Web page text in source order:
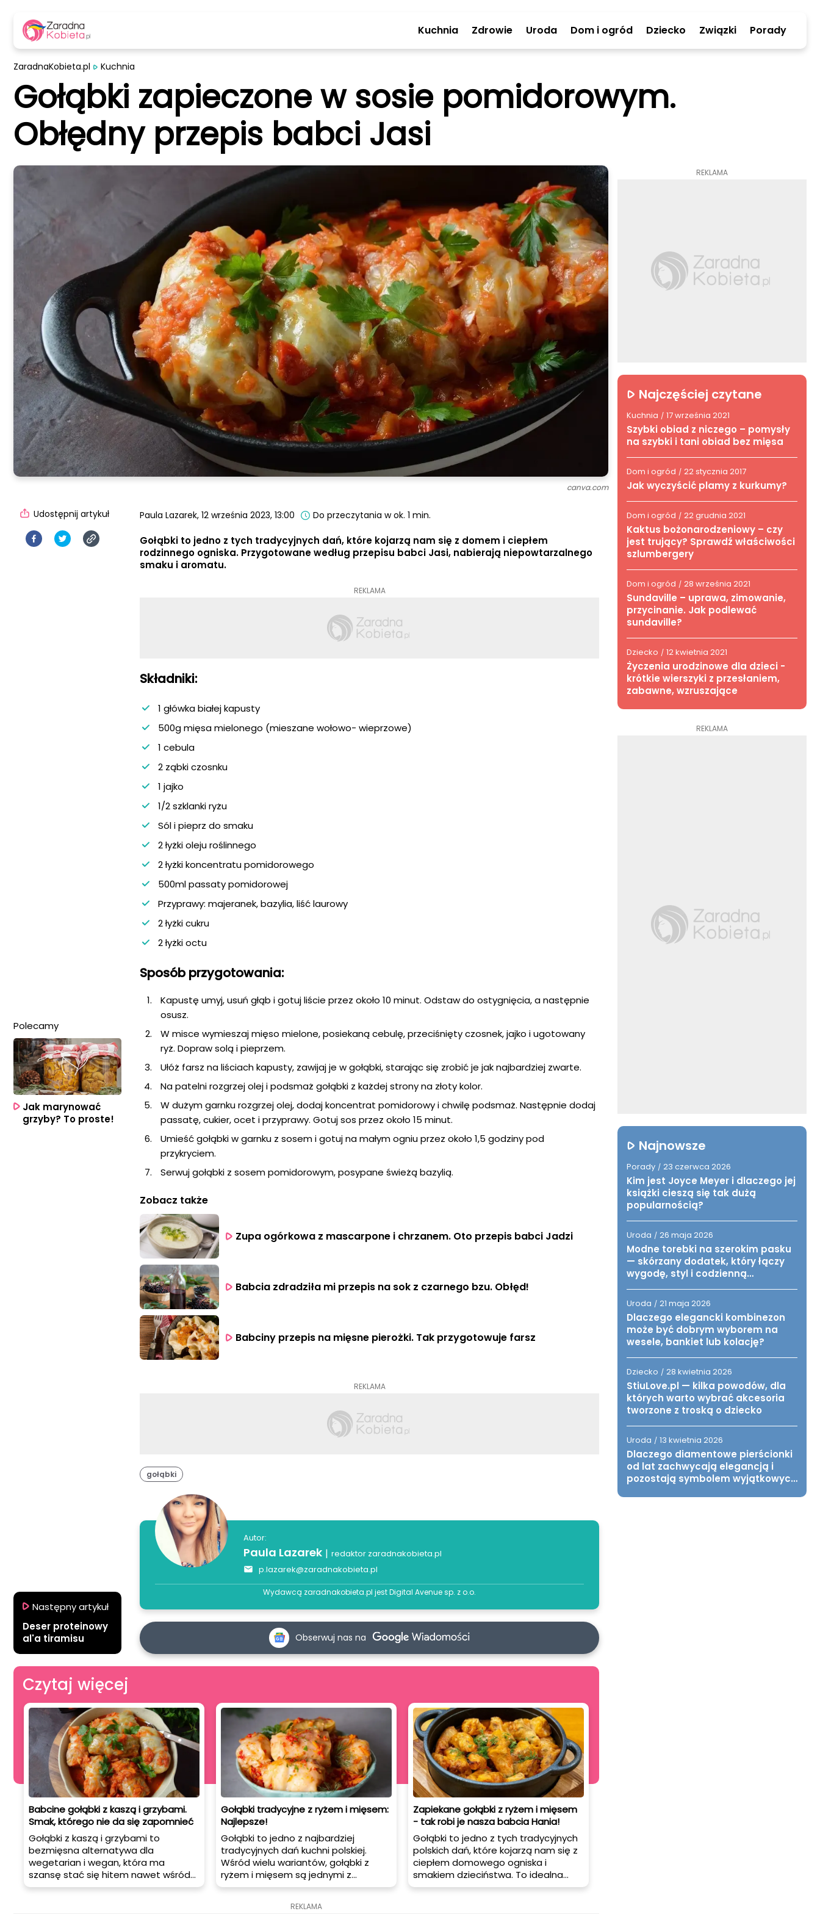
Kuchnia Zdrowie Uroda Dom i ogród Dziecko Związki Porady
canva.com
ZaradnaKobieta.pl Kuchnia
Gołąbki zapieczone w sosie pomidorowym.
Obłędny przepis babci Jasi
Paula Lazarek, 12 września 2023, 13:00 Do przeczytania w ok. 1 min.
Gołąbki to jedno z tych tradycyjnych dań, które kojarzą nam się z domem i ciepłem
rodzinnego ogniska. Przygotowane według przepisu babci Jasi, nabierają niepowtarzalnego
smaku i aromatu.
REKLAMA
Składniki:
1 główka białej kapusty
500g mięsa mielonego (mieszane wołowo- wieprzowe)
1 cebula
2 ząbki czosnku
1 jajko
1/2 szklanki ryżu
Sól i pieprz do smaku
2 łyżki oleju roślinnego
2 łyżki koncentratu pomidorowego
500ml passaty pomidorowej
Przyprawy: majeranek, bazylia, liść laurowy
2 łyżki cukru
2 łyżki octu
Sposób przygotowania:
Kapustę umyj, usuń głąb i gotuj liście przez około 10 minut. Odstaw do ostygnięcia, a następnie
osusz.
W misce wymieszaj mięso mielone, posiekaną cebulę, przeciśnięty czosnek, jajko i ugotowany
ryż. Dopraw solą i pieprzem.
Ułóż farsz na liściach kapusty, zawijaj je w gołąbki, starając się zrobić je jak najbardziej zwarte.
Na patelni rozgrzej olej i podsmaż gołąbki z każdej strony na złoty kolor.
W dużym garnku rozgrzej olej, dodaj koncentrat pomidorowy i chwilę podsmaż. Następnie dodaj
passatę, cukier, ocet i przyprawy. Gotuj sos przez około 15 minut.
Umieść gołąbki w garnku z sosem i gotuj na małym ogniu przez około 1,5 godziny pod
przykryciem.
Serwuj gołąbki z sosem pomidorowym, posypane świeżą bazylią.
Zobacz także
Zupa ogórkowa z mascarpone i chrzanem. Oto przepis babci Jadzi
Babcia zdradziła mi przepis na sok z czarnego bzu. Obłęd!
Babciny przepis na mięsne pierożki. Tak przygotowuje farsz
REKLAMA
gołąbki
Autor:
Paula Lazarek | redaktor zaradnakobieta.pl
p.lazarek@zaradnakobieta.pl
Wydawcą zaradnakobieta.pl jestDigital Avenue sp. z o.o.
Obserwuj nas na
Udostępnij artykuł
Polecamy
Jak marynować
grzyby? To proste!
Następny artykuł
Deser proteinowy
al'a tiramisu
Czytaj więcej
Babcine gołąbki z kaszą i grzybami.
Smak, którego nie da się zapomnieć
Gołąbki z kaszą i grzybami to
bezmięsna alternatywa dla
wegetarian i wegan, która ma
szansę stać się hitem nawet wśród
mięsożerców. Jak je przygotować?
Gołąbki tradycyjne z ryżem i mięsem:
Najlepsze!
Gołąbki to jedno z najbardziej
tradycyjnych dań kuchni polskiej.
Wśród wielu wariantów, gołąbki z
ryżem i mięsem są jednymi z
najpopularniejszych. W tym artykule
tradycyjne z ryżem i mięsem oraz
Zapiekane gołąbki z ryżem i mięsem
- tak robi je nasza babcia Hania!
Gołąbki to jedno z tych tradycyjnych
polskich dań, które kojarzą nam się z
ciepłem domowego ogniska i
smakiem dzieciństwa. To idealna
potrawa na zimowe wieczory, kiedy
REKLAMA
REKLAMA
Najczęściej czytane
Kuchnia / 17 września 2021
Szybki obiad z niczego – pomysły
na szybki i tani obiad bez mięsa
Dom i ogród / 22 stycznia 2017
Jak wyczyścić plamy z kurkumy?
Dom i ogród / 22 grudnia 2021
Kaktus bożonarodzeniowy – czy
jest trujący? Sprawdź właściwości
szlumbergery
Dom i ogród / 28 września 2021
Sundaville – uprawa, zimowanie,
przycinanie. Jak podlewać
sundaville?
Dziecko / 12 kwietnia 2021
Życzenia urodzinowe dla dzieci -
krótkie wierszyki z przesłaniem,
zabawne, wzruszające
REKLAMA
Najnowsze
Porady / 23 czerwca 2026
Kim jest Joyce Meyer i dlaczego jej
książki cieszą się tak dużą
popularnością?
Uroda / 26 maja 2026
Modne torebki na szerokim pasku
— skórzany dodatek, który łączy
wygodę, styl i codzienną
Uroda / 21 maja 2026
Dlaczego elegancki kombinezon
może być dobrym wyborem na
wesele, bankiet lub kolację?
Dziecko / 28 kwietnia 2026
StiuLove.pl — kilka powodów, dla
których warto wybrać akcesoria
tworzone z troską o dziecko
Uroda / 13 kwietnia 2026
Dlaczego diamentowe pierścionki
od lat zachwycają elegancją i
pozostają symbolem wyjątkowych